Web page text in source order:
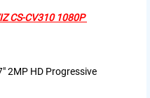
CS-CV310 1080P
2MP HD Progressive